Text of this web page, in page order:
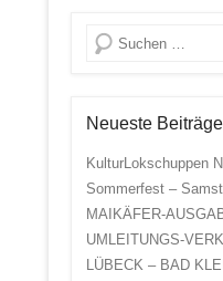
Suche
Neueste Beiträge
KulturLokschuppen
Sommerfest –
MAIKÄFER-
UMLEITUNGS-
LÜBECK – BAD